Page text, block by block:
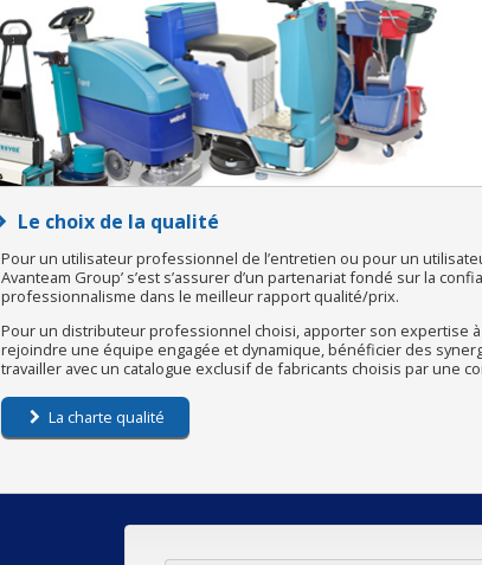
Le choix de la qualité
Pour un utilisateur professionnel de l’entretien ou pour un
Avanteam Group’ s’est s’assurer d’un partenariat fondé sur la
professionnalisme dans le meilleur rapport qualité/prix.
Pour un distributeur professionnel choisi, apporter son expertise à
rejoindre une équipe engagée et dynamique, bénéficier des
travailler avec un catalogue exclusif de fabricants choisis par une
La charte qualité